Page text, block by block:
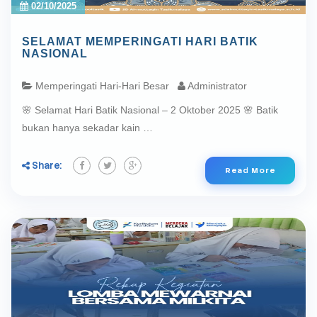
02/10/2025
SELAMAT MEMPERINGATI HARI BATIK
NASIONAL
Memperingati Hari-Hari Besar Administrator
🌸 Selamat Hari Batik Nasional – 2 Oktober 2025 🌸 Batik
bukan hanya sekadar kain …
Share: Read More